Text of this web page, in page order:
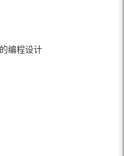
编程设计